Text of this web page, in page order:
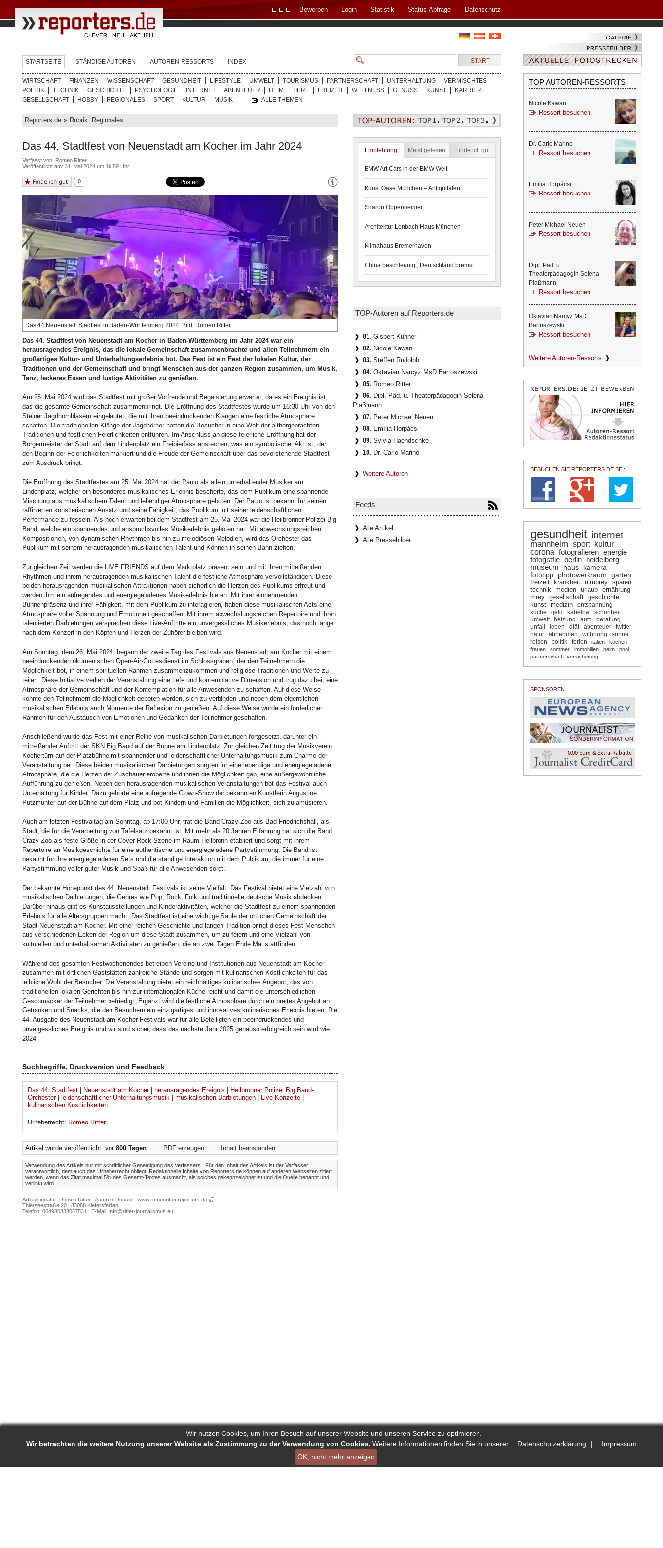
Wir nutzen Cookies, um Ihren Besuch auf unserer Website und unseren Service zu optimieren.
Wir betrachten die weitere Nutzung unserer Website als Zustimmung zu der Verwendung von Cookies. Weitere Informationen finden Sie in unserer Datenschutzerklärung | Impressum
OK, nicht mehr anzeigen
Bewerben- Login- Statistik- Status-Abfrage- Datenschutz
STARTSEITE STÄNDIGE AUTOREN AUTOREN-RESSORTS INDEX
WIRTSCHAFT FINANZEN WISSENSCHAFT GESUNDHEIT LIFESTYLE UMWELT TOURISMUS PARTNERSCHAFT UNTERHALTUNG
VERMISCHTES
POLITIK
TECHNIK GESCHICHTE PSYCHOLOGIE INTERNET ABENTEUER HEIM TIERE FREIZEIT WELLNESS GENUSS KUNST
KARRIERE
GESELLSCHAFT
HOBBY REGIONALES SPORT KULTUR MUSIK ALLE THEMEN
Reporters.de » Rubrik: Regionales
Das 44. Stadtfest von Neuenstadt am Kocher im Jahr 2024
Verfasst von: Romeo Ritter
Veröffentlicht am: 31. Mai 2024 um 16:59 Uhr
0
Das 44.Neuenstadt Stadtfest in Baden-Württemberg 2024 Bild: Romeo Ritter
Das 44. Stadtfest von Neuenstadt am Kocher in Baden-Württemberg im Jahr 2024 war ein
herausragendes Ereignis, das die lokale Gemeinschaft zusammenbrachte und allen Teilnehmern ein
großartiges Kultur- und Unterhaltungserlebnis bot. Das Fest ist ein Fest der lokalen Kultur, der
Traditionen und der Gemeinschaft und bringt Menschen aus der ganzen Region zusammen, um Musik,
Tanz, leckeres Essen und lustige Aktivitäten zu genießen.
Am 25. Mai 2024 wird das Stadtfest mit großer Vorfreude und Begeisterung erwartet, da es ein Ereignis ist,
das die gesamte Gemeinschaft zusammenbringt. Die Eröffnung des Stadtfestes wurde um 16:30 Uhr von den
Steiner Jagdhornbläsern eingeläutet, die mit ihren beeindruckenden Klängen eine festliche Atmosphäre
schaffen. Die traditionellen Klänge der Jagdhörner hatten die Besucher in eine Welt der althergebrachten
Traditionen und festlichen Feierlichkeiten entführen. Im Anschluss an diese feierliche Eröffnung hat der
Bürgermeister der Stadt auf dem Lindenplatz ein Freibierfass anstechen, was ein symbolischer Akt ist, der
den Beginn der Feierlichkeiten markiert und die Freude der Gemeinschaft über das bevorstehende Stadtfest
zum Ausdruck bringt.
Die Eröffnung des Stadtfestes am 25. Mai 2024 hat der Paulo als allein unterhaltender Musiker am
Lindenplatz, welcher ein besonderes musikalisches Erlebnis bescherte, das dem Publikum eine spannende
Mischung aus musikalischem Talent und lebendiger Atmosphäre geboten. Der Paulo ist bekannt für seinen
raffinierten künstlerischen Ansatz und seine Fähigkeit, das Publikum mit seiner leidenschaftlichen
Performance zu fesseln. Als hoch erwarten bei dem Stadtfest am 25. Mai 2024 war die Heilbronner Polizei Big
Band, welche ein spannendes und anspruchsvolles Musikerlebnis geboten hat. Mit abwechslungsreichen
Kompositionen, von dynamischen Rhythmen bis hin zu melodiösen Melodien, wird das Orchester das
Publikum mit seinem herausragenden musikalischen Talent und Können in seinen Bann ziehen.
Zur gleichen Zeit werden die LIVE FRIENDS auf dem Marktplatz präsent sein und mit ihren mitreißenden
Rhythmen und ihrem herausragenden musikalischen Talent die festliche Atmosphäre vervollständigen. Diese
beiden herausragenden musikalischen Attraktionen haben sicherlich die Herzen des Publikums erfreut und
werden ihm ein aufregendes und energiegeladenes Musikerlebnis bieten. Mit ihrer einnehmenden
Bühnenpräsenz und ihrer Fähigkeit, mit dem Publikum zu interagieren, haben diese musikalischen Acts eine
Atmosphäre voller Spannung und Emotionen geschaffen. Mit ihrem abwechslungsreichen Repertoire und ihren
talentierten Darbietungen versprachen diese Live-Auftritte ein unvergessliches Musikerlebnis, das noch lange
nach dem Konzert in den Köpfen und Herzen der Zuhörer bleiben wird.
Am Sonntag, dem 26. Mai 2024, begann der zweite Tag des Festivals aus Neuenstadt am Kocher mit einem
beeindruckenden ökumenischen Open-Air-Gottesdienst im Schlossgraben, der den Teilnehmern die
Möglichkeit bot, in einem spirituellen Rahmen zusammenzukommen und religiöse Traditionen und Werte zu
teilen. Diese Initiative verlieh der Veranstaltung eine tiefe und kontemplative Dimension und trug dazu bei, eine
Atmosphäre der Gemeinschaft und der Kontemplation für alle Anwesenden zu schaffen. Auf diese Weise
konnte den Teilnehmern die Möglichkeit geboten werden, sich zu verbinden und neben dem eigentlichen
musikalischen Erlebnis auch Momente der Reflexion zu genießen. Auf diese Weise wurde ein förderlicher
Rahmen für den Austausch von Emotionen und Gedanken der Teilnehmer geschaffen.
Anschließend wurde das Fest mit einer Reihe von musikalischen Darbietungen fortgesetzt, darunter ein
mitreißender Auftritt der SKN Big Band auf der Bühne am Lindenplatz. Zur gleichen Zeit trug der Musikverein
Kochertürn auf der Platzbühne mit spannender und leidenschaftlicher Unterhaltungsmusik zum Charme der
Veranstaltung bei. Diese beiden musikalischen Darbietungen sorgten für eine lebendige und energiegeladene
Atmosphäre, die die Herzen der Zuschauer eroberte und ihnen die Möglichkeit gab, eine außergewöhnliche
Aufführung zu genießen. Neben den herausragenden musikalischen Veranstaltungen bot das Festival auch
Unterhaltung für Kinder. Dazu gehörte eine aufregende Clown-Show der bekannten Künstlerin Augustine
Putzmunter auf der Bühne auf dem Platz und bot Kindern und Familien die Möglichkeit, sich zu amüsieren.
Auch am letzten Festivaltag am Sonntag, ab 17:00 Uhr, trat die Band Crazy Zoo aus Bad Friedrichshall, als
Stadt, die für die Verarbeitung von Tafelsatz bekannt ist. Mit mehr als 20 Jahren Erfahrung hat sich die Band
Crazy Zoo als feste Größe in der Cover-Rock-Szene im Raum Heilbronn etabliert und sorgt mit ihrem
Repertoire an Musikgeschichte für eine authentische und energiegeladene Partystimmung. Die Band ist
bekannt für ihre energiegeladenen Sets und die ständige Interaktion mit dem Publikum, die immer für eine
Partystimmung voller guter Musik und Spaß für alle Anwesenden sorgt.
Der bekannte Höhepunkt des 44. Neuenstadt Festivals ist seine Vielfalt. Das Festival bietet eine Vielzahl von
musikalischen Darbietungen, die Genres wie Pop, Rock, Folk und traditionelle deutsche Musik abdecken.
Darüber hinaus gibt es Kunstausstellungen und Kinderaktivitäten, welcher die Stadtfest zu einem spannenden
Erlebnis für alle Altersgruppen macht. Das Stadtfest ist eine wichtige Säule der örtlichen Gemeinschaft der
Stadt Neuenstadt am Kocher. Mit einer reichen Geschichte und langen Tradition bringt dieses Fest Menschen
aus verschiedenen Ecken der Region um diese Stadt zusammen, um zu feiern und eine Vielzahl von
kulturellen und unterhaltsamen Aktivitäten zu genießen, die an zwei Tagen Ende Mai stattfinden.
Während des gesamten Festwochenendes betreiben Vereine und Institutionen aus Neuenstadt am Kocher
zusammen mit örtlichen Gaststätten zahlreiche Stände und sorgen mit kulinarischen Köstlichkeiten für das
leibliche Wohl der Besucher. Die Veranstaltung bietet ein reichhaltiges kulinarisches Angebot, das von
traditionellen lokalen Gerichten bis hin zur internationalen Küche reicht und damit die unterschiedlichen
Geschmäcker der Teilnehmer befriedigt. Ergänzt wird die festliche Atmosphäre durch ein breites Angebot an
Getränken und Snacks, die den Besuchern ein einzigartiges und innovatives kulinarisches Erlebnis bieten. Die
44. Ausgabe des Neuenstadt am Kocher Festivals war für alle Beteiligten ein beeindruckendes und
unvergessliches Ereignis und wir sind sicher, dass das nächste Jahr 2025 genauso erfolgreich sein wird wie
2024!
Suchbegriffe, Druckversion und Feedback
Das 44. Stadtfest| Neuenstadt am Kocher| herausragendes Ereignis
Heilbronner Polizei Big Band-
Orchester| leidenschaftlicher Unterhaltungsmusik| musikalischen Darbietungen| Live-Konzerte|
kulinarischen Köstlichkeiten.
Urheberrecht: Romeo Ritter
Artikel wurde veröffentlicht: vor 800 Tagen PDF erzeugen Inhalt beanstanden
Verwendung des Artikels nur mit schriftlicher Genemigung des Verfassers. Für den Inhalt des Artikels ist der Verfasser
verantwortlich, dem auch das Urheberrecht obliegt. Redaktionelle Inhalte von Reporters.de können auf anderen Webseiten zitiert
werden, wenn das Zitat maximal 5% des Gesamt-Textes ausmacht, als solches gekennzeichnet ist und die Quelle benannt und
verlinkt wird.
Artikelsignatur: Romeo Ritter | Autoren-Ressort: www.romeoritter.reporters.de
Thierseestraße 20 | 83088 Kiefersfelden
Telefon: 004980333087531 | E-Mail: info@ritter-journalismus.eu
Empfehlung Meist gelesen Finde ich gut
BMW Art Cars in der BMW Welt
Kunst Oase München – Antiquitäten
Sharon Oppenheimer
Architektur Lenbach Haus München
Klimahaus Bremerhaven
China beschleunigt, Deutschland bremst
TOP-Autoren auf Reporters.de
01. Gisbert Kühner
02. Nicole Kawan
03. Steffen Rudolph
04. Oktavian Narcyz MsD Bartoszewski
05. Romeo Ritter
06. Dipl. Päd. u. Theaterpädagogin Selena
Plaßmann
07. Peter Michael Neuen
08. Emília Horpácsi
09. Sylvia Haendschke
10. Dr. Carlo Marino
Weitere Autoren
Feeds
Alle Artikel
Alle Pressebilder
TOP AUTOREN-RESSORTS
Nicole Kawan
Ressort besuchen
Dr. Carlo Marino
Ressort besuchen
Emília Horpácsi
Ressort besuchen
Peter Michael Neuen
Ressort besuchen
Dipl. Päd. u.
Theaterpädagogin Selena
Plaßmann
Ressort besuchen
Oktavian Narcyz MsD
Bartoszewski
Ressort besuchen
Weitere Autoren-Ressorts
BESUCHEN SIE REPORTERS.DE BEI:
gesundheit internet
mannheim sport
kultur
corona fotografieren energie
fotografie
berlin
heidelberg
museum
haus kamera
fototipp photowerkraum
garten
freizeit
krankheit mmbrey
sparen
technik
medien urlaub
ernährung
mrey
gesellschaft
geschichte
kunst
medizin
entspannung
küche
geld kabelbw
schönheit
umwelt
heizung auto
beratung
unfall
leben diät abenteuer
twitter
natur
abnehmen wohnung
sonne
reisen
politik ferien italien
kochen
frauen
sommer immobilien heim
pool
partnerschaft
versicherung
SPONSOREN